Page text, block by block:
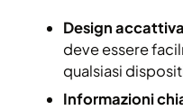
Design
deve essere
qualsiasi
Informazioni